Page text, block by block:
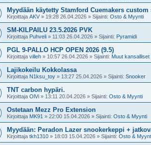
Myydään käytetty Stamford Cuemakers
Kirjoittaja AKV » 19:28 26.04.2026 » Sijainti: Osto & Myynti
SM-KILPAILU 23.5.2026 PVK
Kirjoittaja Puhveli » 11:03 26.04.2026 » Sijainti: Pyramidi
PGL 9-PALLO HCP OPEN 2026 (9.5)
Kirjoittaja villeh » 10:57 26.04.2026 » Sijainti: Muut kansalliset
Lajikokeilu Kokkolassa
Kirjoittaja N1ksu_toy » 13:27 25.04.2026 » Sijainti: Snooker
TNT carbon hypäri.
Kirjoittaja OlVi » 13:11 20.04.2026 » Sijainti: Osto & Myynti
Ostetaan Mezz Pro Extension
Kirjoittaja MK91 » 22:00 15.04.2026 » Sijainti: Osto & Myynti
Myydään: Peradon Lazer snookerkeppi +
Kirjoittaja tkh1310 » 18:03 15.04.2026 » Sijainti: Osto &